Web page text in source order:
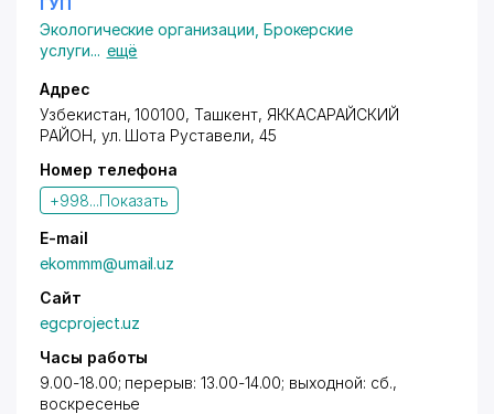
ГУП
Экологические организации Брокерские
услуги... ещё
Адрес
Узбекистан, 100100, Ташкент, ЯККАСАРАЙСКИЙ
РАЙОН, ул. Шота Руставели, 45
Номер телефона
+998...Показать
E-mail
ekommm@umail.uz
Сайт
egcproject.uz
Часы работы
9.00-18.00; перерыв: 13.00-14.00; выходной: сб.,
воскресенье